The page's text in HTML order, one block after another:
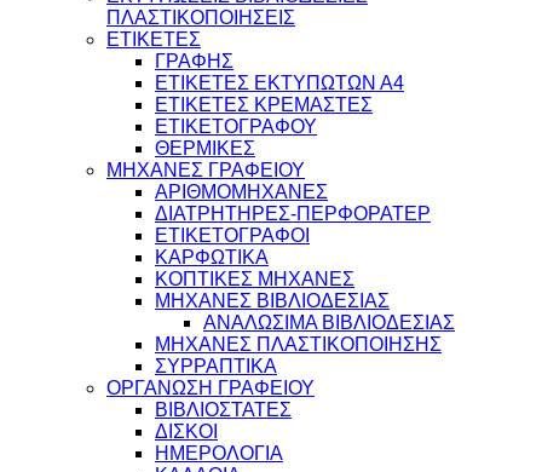
ΠΛΑΣΤΙΚΟΠΟΙΗΣΕΙΣ
ΕΤΙΚΕΤΕΣ
ΓΡΑΦΗΣ
ΕΤΙΚΕΤΕΣ ΕΚΤΥΠΩΤΩΝ Α4
ΕΤΙΚΕΤΕΣ ΚΡΕΜΑΣΤΕΣ
ΕΤΙΚΕΤΟΓΡΑΦΟΥ
ΘΕΡΜΙΚΕΣ
ΜΗΧΑΝΕΣ ΓΡΑΦΕΙΟΥ
ΑΡΙΘΜΟΜΗΧΑΝΕΣ
ΔΙΑΤΡΗΤΗΡΕΣ-ΠΕΡΦΟΡΑΤΕΡ
ΕΤΙΚΕΤΟΓΡΑΦΟΙ
ΚΑΡΦΩΤΙΚΑ
ΚΟΠΤΙΚΕΣ ΜΗΧΑΝΕΣ
ΜΗΧΑΝΕΣ ΒΙΒΛΙΟΔΕΣΙΑΣ
ΑΝΑΛΩΣΙΜΑ ΒΙΒΛΙΟΔΕΣΙΑΣ
ΜΗΧΑΝΕΣ ΠΛΑΣΤΙΚΟΠΟΙΗΣΗΣ
ΣΥΡΡΑΠΤΙΚΑ
ΟΡΓΑΝΩΣΗ ΓΡΑΦΕΙΟΥ
ΒΙΒΛΙΟΣΤΑΤΕΣ
ΔΙΣΚΟΙ
ΗΜΕΡΟΛΟΓΙΑ